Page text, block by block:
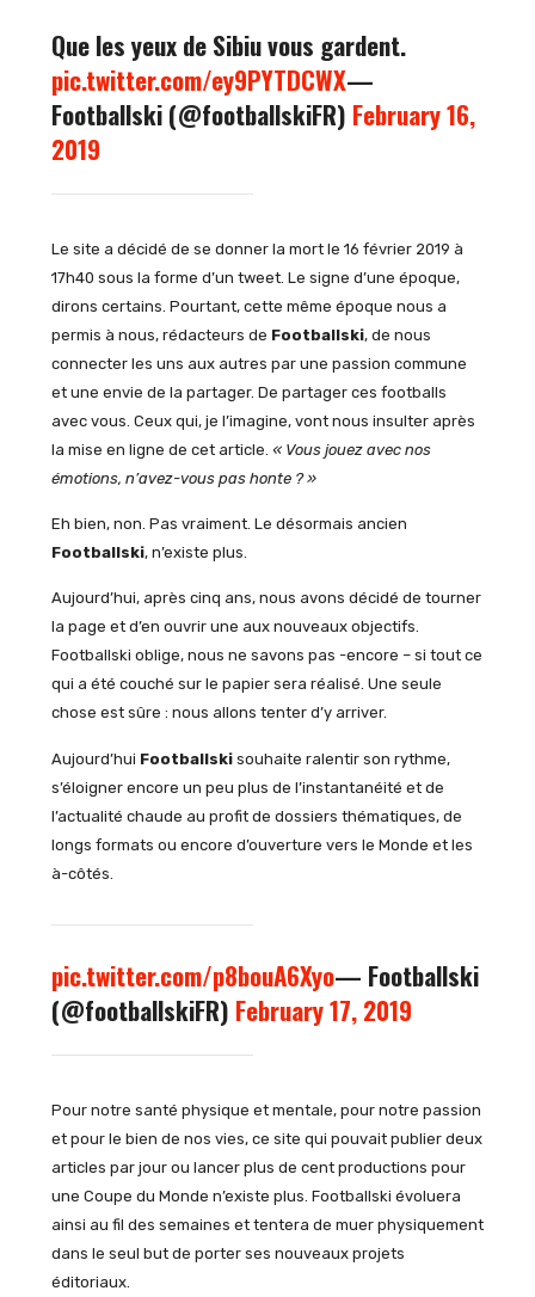
Que les yeux de Sibiu vous gardent.
pic.twitter.com/ey9PYTDCWX—
Footballski (@footballskiFR) February 16,
2019
Le site a décidé de se donner la mort le 16 février 2019 à
17h40 sous la forme d’un tweet. Le signe d’une époque,
dirons certains. Pourtant, cette même époque nous a
permis à nous, rédacteurs de Footballski, de nous
connecter les uns aux autres par une passion commune
et une envie de la partager. De partager ces footballs
avec vous. Ceux qui, je l’imagine, vont nous insulter après
la mise en ligne de cet article. « Vous jouez avec nos
émotions, n’avez-vous pas honte ? »
Eh bien, non. Pas vraiment. Le désormais ancien
Footballski, n’existe plus.
Aujourd’hui, après cinq ans, nous avons décidé de tourner
la page et d’en ouvrir une aux nouveaux objectifs.
Footballski oblige, nous ne savons pas -encore – si tout ce
qui a été couché sur le papier sera réalisé. Une seule
chose est sûre : nous allons tenter d’y arriver.
Aujourd’hui Footballski souhaite ralentir son rythme,
s’éloigner encore un peu plus de l’instantanéité et de
l’actualité chaude au profit de dossiers thématiques, de
longs formats ou encore d’ouverture vers le Monde et les
à-côtés.
pic.twitter.com/p8bouA6Xyo— Footballski
(@footballskiFR) February 17, 2019
Pour notre santé physique et mentale, pour notre passion
et pour le bien de nos vies, ce site qui pouvait publier deux
articles par jour ou lancer plus de cent productions pour
une Coupe du Monde n’existe plus. Footballski évoluera
ainsi au fil des semaines et tentera de muer physiquement
dans le seul but de porter ses nouveaux projets
éditoriaux.